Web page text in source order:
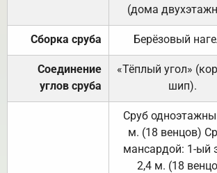
(дома
Сборка сруба Берёзовый
Соединение
углов сруба
«Тёплый угол»
шип).
Сруб
м. (18 венцов)
мансардой: 1-ый
2,4 м. (18